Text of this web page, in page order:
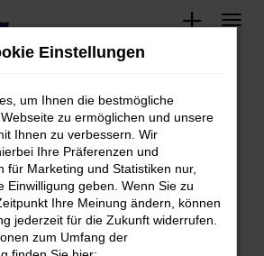
leasen, finanzieren exklusiv bei Ihrem Audi
Einstellungen
um Ihnen die bestmögliche
zu ermöglichen und unsere
Ihnen zu verbessern. Wir
Ihre Präferenzen und
für Marketing und Statistiken nur,
Einwilligung geben. Wenn Sie zu
Ihre Meinung ändern, können
jederzeit für die Zukunft widerrufen.
zum Umfang der